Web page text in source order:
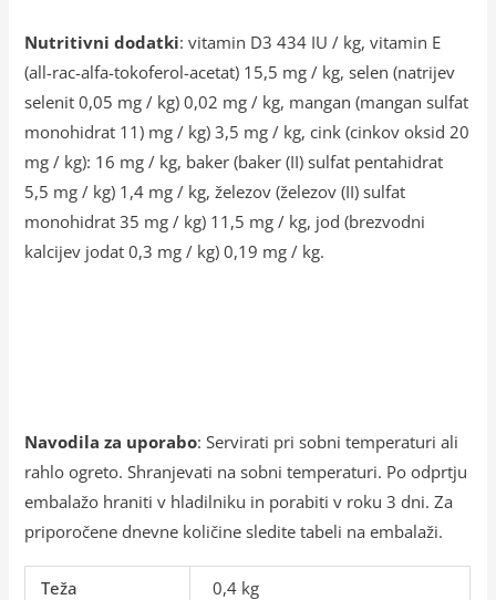
Nutritivni dodatki: vitamin D3 434 IU / kg, vitamin E
(all-rac-alfa-tokoferol-acetat) 15,5 mg / kg, selen (natrijev
selenit 0,05 mg / kg) 0,02 mg / kg, mangan (mangan sulfat
monohidrat 11) mg / kg) 3,5 mg / kg, cink (cinkov oksid 20
mg / kg): 16 mg / kg, baker (baker (II) sulfat pentahidrat
5,5 mg / kg) 1,4 mg / kg, železov (železov (II) sulfat
monohidrat 35 mg / kg) 11,5 mg / kg, jod (brezvodni
kalcijev jodat 0,3 mg / kg) 0,19 mg / kg.
Navodila za uporabo: Servirati pri sobni temperaturi ali
rahlo ogreto. Shranjevati na sobni temperaturi. Po odprtju
embalažo hraniti v hladilniku in porabiti v roku 3 dni. Za
priporočene dnevne količine sledite tabeli na embalaži.
Teža
0,4 kg